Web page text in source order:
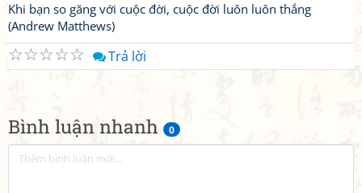
Bình luận nhanh 0
Khi bạn so găng với cuộc đời, cuộc đời luôn luôn thắng
(Andrew Matthews)
☆
☆
☆
☆
☆ Trả lời